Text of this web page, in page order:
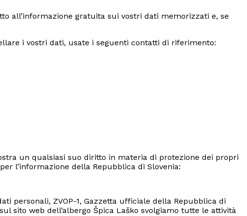
all’informazione gratuita sui vostri dati memorizzati e, se
i vostri dati, usate i seguenti contatti di riferimento:
un qualsiasi suo diritto in materia di protezione dei propri
l’informazione della Repubblica di Slovenia:
personali, ZVOP-1, Gazzetta ufficiale della Repubblica di
sito web dell’albergo Špica Laško svolgiamo tutte le attività